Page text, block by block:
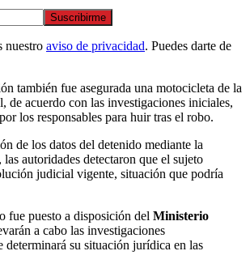
Suscribirme
nuestro aviso de privacidad. Puedes darte de
también fue asegurada una motocicleta de la
de acuerdo con las investigaciones iniciales,
los responsables para huir tras el robo.
de los datos del detenido mediante la
, las autoridades detectaron que el sujeto
judicial vigente, situación que podría
fue puesto a disposición del Ministerio
a cabo las investigaciones
determinará su situación jurídica en las